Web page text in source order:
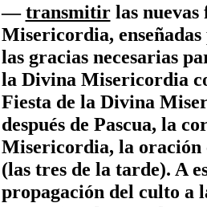
—transmitirlas nuevas
Misericordia,
las gracias necesarias
la Divina Misericordia
Fiesta de la Divina
después de Pascua, la
Misericordia, la oración
(las tres de la tarde). A
propagación del culto a